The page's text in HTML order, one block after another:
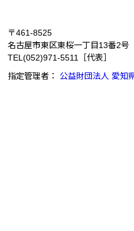
〒461-8525
名古屋市東区東桜一丁目13番2号
TEL (052)971-5511
［代表］
指定管理者：
公益財団法人 愛知